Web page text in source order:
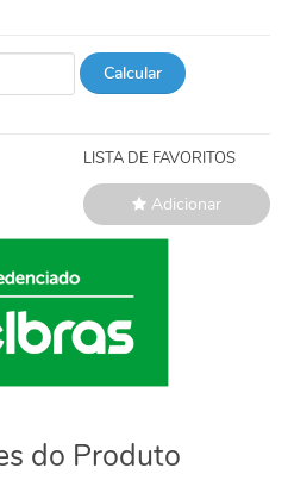
Calcular
LISTA DE FAVORITOS
Adicionar
do Produto